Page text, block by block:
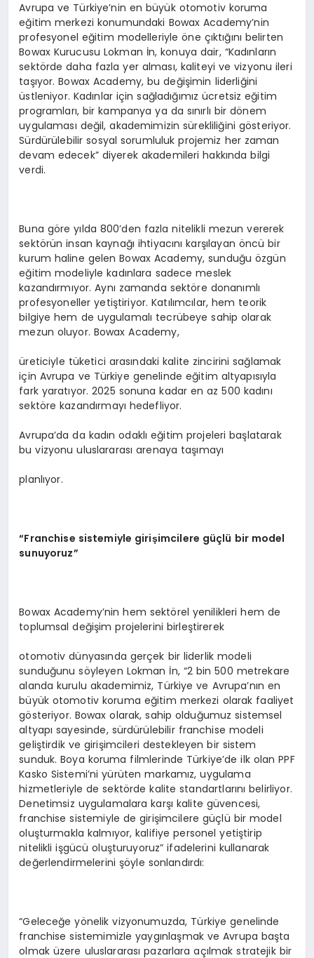
Avrupa ve Türkiye’nin en büyük otomotiv koruma
eğitim merkezi konumundaki Bowax Academy’nin
profesyonel eğitim modelleriyle öne çıktığını belirten
Bowax Kurucusu Lokman İn, konuya dair, “Kadınların
sektörde daha fazla yer alması, kaliteyi ve vizyonu ileri
taşıyor. Bowax Academy, bu değişimin liderliğini
üstleniyor. Kadınlar için sağladığımız ücretsiz eğitim
programları, bir kampanya ya da sınırlı bir dönem
uygulaması değil, akademimizin sürekliliğini gösteriyor.
Sürdürülebilir sosyal sorumluluk projemiz her zaman
devam edecek” diyerek akademileri hakkında bilgi
verdi.
Buna göre yılda 800’den fazla nitelikli mezun vererek
sektörün insan kaynağı ihtiyacını karşılayan öncü bir
kurum haline gelen Bowax Academy, sunduğu özgün
eğitim modeliyle kadınlara sadece meslek
kazandırmıyor. Aynı zamanda sektöre donanımlı
profesyoneller yetiştiriyor. Katılımcılar, hem teorik
bilgiye hem de uygulamalı tecrübeye sahip olarak
mezun oluyor. Bowax Academy,
üreticiyle tüketici arasındaki kalite zincirini sağlamak
için Avrupa ve Türkiye genelinde eğitim altyapısıyla
fark yaratıyor. 2025 sonuna kadar en az 500 kadını
sektöre kazandırmayı hedefliyor.
Avrupa’da da kadın odaklı eğitim projeleri başlatarak
bu vizyonu uluslararası arenaya taşımayı
planlıyor.
“Franchise sistemiyle girişimcilere güçlü bir model
sunuyoruz”
Bowax Academy’nin hem sektörel yenilikleri hem de
toplumsal değişim projelerini birleştirerek
otomotiv dünyasında gerçek bir liderlik modeli
sunduğunu söyleyen Lokman İn, “2 bin 500 metrekare
alanda kurulu akademimiz, Türkiye ve Avrupa’nın en
büyük otomotiv koruma eğitim merkezi olarak faaliyet
gösteriyor. Bowax olarak, sahip olduğumuz sistemsel
altyapı sayesinde, sürdürülebilir franchise modeli
geliştirdik ve girişimcileri destekleyen bir sistem
sunduk. Boya koruma filmlerinde Türkiye’de ilk olan PPF
Kasko Sistemi’ni yürüten markamız, uygulama
hizmetleriyle de sektörde kalite standartlarını belirliyor.
Denetimsiz uygulamalara karşı kalite güvencesi,
franchise sistemiyle de girişimcilere güçlü bir model
oluşturmakla kalmıyor, kalifiye personel yetiştirip
nitelikli işgücü oluşturuyoruz” ifadelerini kullanarak
değerlendirmelerini şöyle sonlandırdı:
“Geleceğe yönelik vizyonumuzda, Türkiye genelinde
franchise sistemimizle yaygınlaşmak ve Avrupa başta
olmak üzere uluslararası pazarlara açılmak stratejik bir